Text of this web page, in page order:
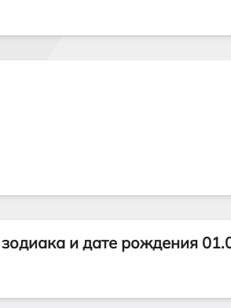
и дате рождения